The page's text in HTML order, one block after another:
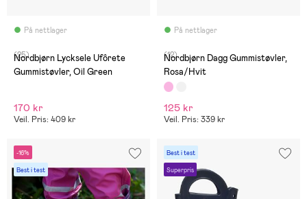
På nettlager
(25)
Nordbjørn Lycksele Ufôrete
Gummistøvler, Oil Green
170 kr
Veil. Pris: 409 kr
På nettlager
(12)
Nordbjørn Dagg Gummistøvler,
Rosa/Hvit
125 kr
Veil. Pris: 339 kr
-16%
Best i test
Best i test
Superpris